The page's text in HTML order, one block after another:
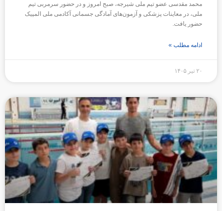
محمد مقدسی عضو تیم ملی شیرجه، صبح امروز و در حضور سرمربی تیم
ملی، در معاینات پزشکی و آزمون‌های آمادگی جسمانی آکادمی ملی المپیک
حضور یافت.
ادامه مطلب »
۲۰ تیر ۱۴۰۵